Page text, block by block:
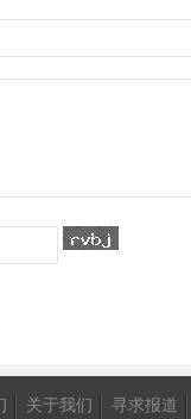
关于我们 寻求报道